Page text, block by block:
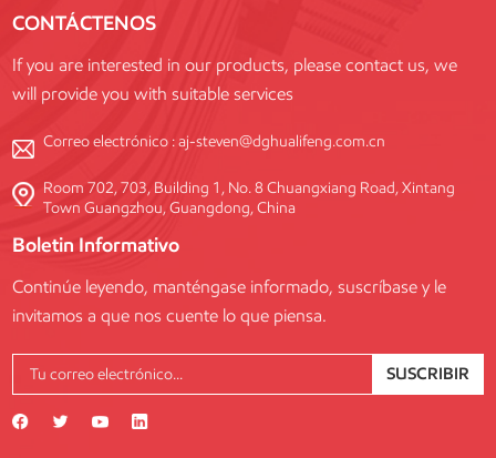
CONTÁCTENOS
If you are interested in our products, please contact us, we
will provide you with suitable services
Correo electrónico :aj-steven@dghualifeng.com.cn
Room 702, 703, Building 1, No. 8 Chuangxiang Road, Xintang
Town Guangzhou, Guangdong, China
Boletin Informativo
Continúe leyendo, manténgase informado, suscríbase y le
invitamos a que nos cuente lo que piensa.
SUSCRIBIR